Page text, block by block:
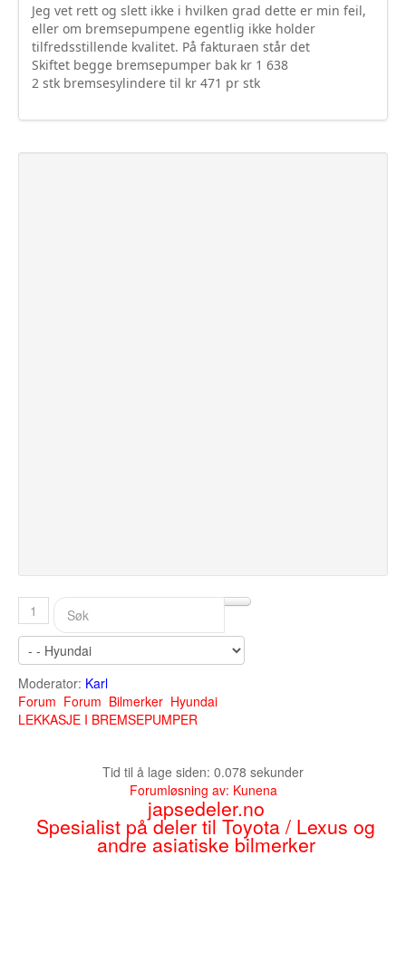
Østfold
Bruktbil Forhandler
Jeg vet rett og slett ikke i hvilken grad dette er min feil,
eller om bremsepumpene egentlig ikke holder
tilfredsstillende kvalitet. På fakturaen står det
Skiftet begge bremsepumper bak kr 1 638
2 stk bremsesylindere til kr 471 pr stk
1
Moderator: Karl
Forum Forum Bilmerker Hyundai
LEKKASJE I BREMSEPUMPER
Tid til å lage siden: 0.078 sekunder
Forumløsning av: Kunena
japsedeler.no
Spesialist på deler til Toyota / Lexus og
andre asiatiske bilmerker